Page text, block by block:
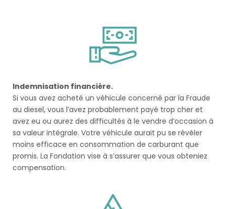
Indemnisation financière.
Si vous avez acheté un véhicule concerné par la Fraude
au diesel, vous l’avez probablement payé trop cher et
avez eu ou aurez des difficultés à le vendre d’occasion à
sa valeur intégrale. Votre véhicule aurait pu se révéler
moins efficace en consommation de carburant que
promis. La Fondation vise à s’assurer que vous obteniez
compensation.